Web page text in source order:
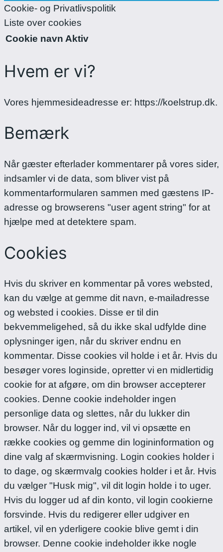
Cookie- og Privatlivspolitik
Liste over cookies
Cookie navn Aktiv
Hvem er vi?
Vores hjemmesideadresse er: https://koelstrup.dk.
Bemærk
Når gæster efterlader kommentarer på vores sider,
indsamler vi de data, som bliver vist på
kommentarformularen sammen med gæstens IP-
adresse og browserens "user agent string" for at
hjælpe med at detektere spam.
Cookies
Hvis du skriver en kommentar på vores websted,
kan du vælge at gemme dit navn, e-mailadresse
og websted i cookies. Disse er til din
bekvemmeligehed, så du ikke skal udfylde dine
oplysninger igen, når du skriver endnu en
kommentar. Disse cookies vil holde i et år. Hvis du
besøger vores loginside, opretter vi en midlertidig
cookie for at afgøre, om din browser accepterer
cookies. Denne cookie indeholder ingen
personlige data og slettes, når du lukker din
browser. Når du logger ind, vil vi opsætte en
række cookies og gemme din logininformation og
dine valg af skærmvisning. Login cookies holder i
to dage, og skærmvalg cookies holder i et år. Hvis
du vælger "Husk mig", vil dit login holde i to uger.
Hvis du logger ud af din konto, vil login cookierne
forsvinde. Hvis du redigerer eller udgiver en
artikel, vil en yderligere cookie blive gemt i din
browser. Denne cookie indeholder ikke nogle